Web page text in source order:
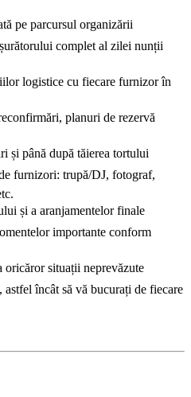
pe parcursul organizării
complet al zilei nunții
logistice cu fiecare furnizor în
planuri de rezervă
și până după tăierea tortului
furnizori: trupă/DJ, fotograf,
și a aranjamentelor finale
importante conform
situații neprevăzute
încât să vă bucurați de fiecare